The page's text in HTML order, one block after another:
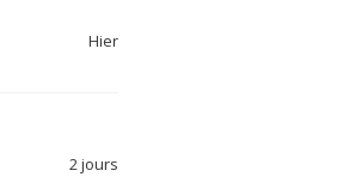
Hier
2 jours